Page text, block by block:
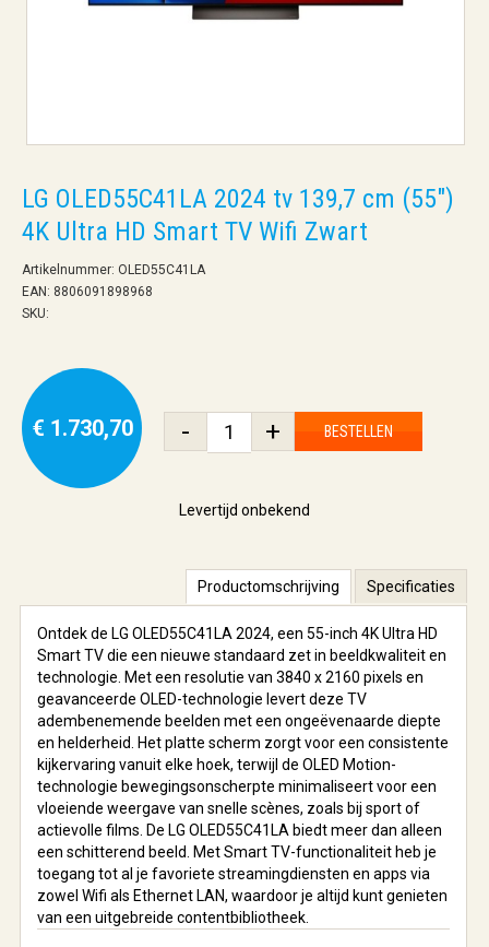
LG OLED55C41LA 2024 tv 139,7 cm (55")
4K Ultra HD Smart TV Wifi Zwart
Artikelnummer: OLED55C41LA
EAN: 8806091898968
SKU:
€ 1.730,70 - + BESTELLEN
Levertijd onbekend
Productomschrijving Specificaties
Ontdek de LG OLED55C41LA 2024, een 55-inch 4K Ultra HD
Smart TV die een nieuwe standaard zet in beeldkwaliteit en
technologie. Met een resolutie van 3840 x 2160 pixels en
geavanceerde OLED-technologie levert deze TV
adembenemende beelden met een ongeëvenaarde diepte
en helderheid. Het platte scherm zorgt voor een consistente
kijkervaring vanuit elke hoek, terwijl de OLED Motion-
technologie bewegingsonscherpte minimaliseert voor een
vloeiende weergave van snelle scènes, zoals bij sport of
actievolle films. De LG OLED55C41LA biedt meer dan alleen
een schitterend beeld. Met Smart TV-functionaliteit heb je
toegang tot al je favoriete streamingdiensten en apps via
zowel Wifi als Ethernet LAN, waardoor je altijd kunt genieten
van een uitgebreide contentbibliotheek.